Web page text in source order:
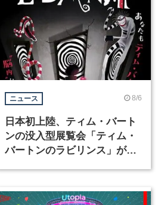
ニュース 8/6
日本初上陸、ティム・バート
ンの没入型展覧会「ティム・
バートンのラビリンス」が東